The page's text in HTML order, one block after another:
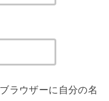
ラウザーに自分の名